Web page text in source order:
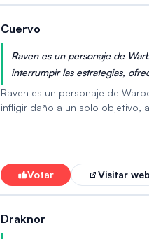
Cuervo
Raven es un personaje de
interrumpir las estrategias,
interrupción táctica.
Raven es un personaje de
infligir daño a un solo objetivo,
en ralentizar a los enemigos y
buscan controlar el campo de
Votar Visitar web
Draknor